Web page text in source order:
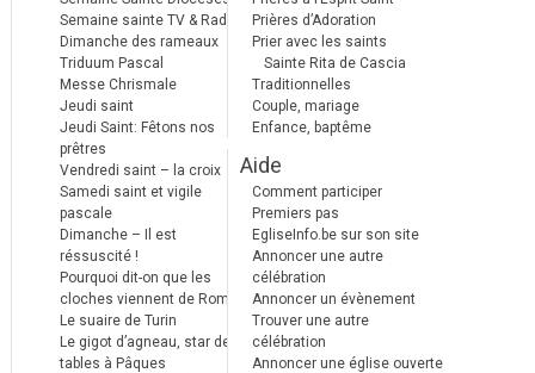
Semaine sainte TV & Radio
Dimanche des rameaux
Triduum Pascal
Messe Chrismale
Jeudi saint
Jeudi Saint: Fêtons nos
prêtres
Vendredi saint – la croix
Samedi saint et vigile
pascale
Dimanche – Il est
réssuscité !
Pourquoi dit-on que les
cloches viennent de Rome ?
Le suaire de Turin
Le gigot d’agneau, star des
tables à Pâques
Prières d’Adoration
Prier avec les saints
Sainte Rita de Cascia
Traditionnelles
Couple, mariage
Enfance, baptême
Aide
Comment participer
Premiers pas
EgliseInfo.be sur son site
Annoncer une autre
célébration
Annoncer un évènement
Trouver une autre
célébration
Annoncer une église ouverte